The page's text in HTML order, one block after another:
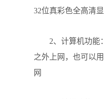
32位真彩色全高清
2、计算机功能：
之外上网，也可以
网